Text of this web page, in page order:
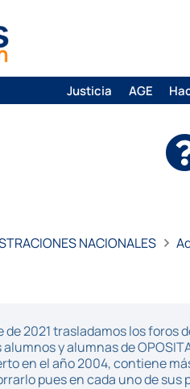
Justicia AGE
NACIONALES
de 2021 trasladamos los foros
alumnos y alumnas de
en el año 2004, contiene
pues en cada uno de sus